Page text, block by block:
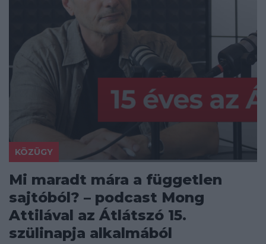
KÖZÜGY
Mi maradt mára a független
sajtóból? – podcast Mong
Attilával az Átlátszó 15.
szülinapja alkalmából